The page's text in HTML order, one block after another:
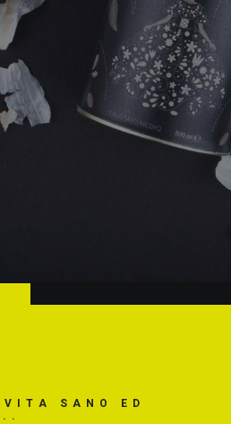
V ITA SA N O E D
. .